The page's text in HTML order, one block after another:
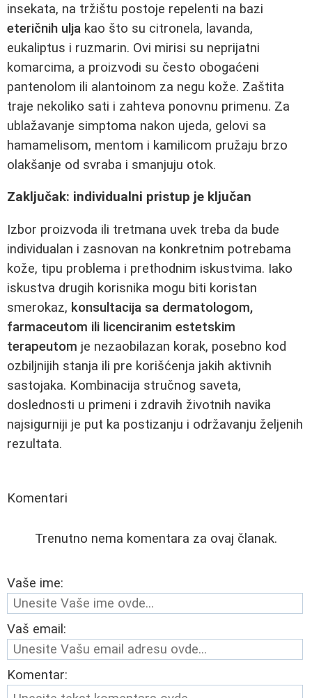
insekata, na tržištu postoje repelenti na bazi
eteričnih ulja kao što su citronela, lavanda,
eukaliptus i ruzmarin. Ovi mirisi su neprijatni
komarcima, a proizvodi su često obogaćeni
pantenolom ili alantoinom za negu kože. Zaštita
traje nekoliko sati i zahteva ponovnu primenu. Za
ublažavanje simptoma nakon ujeda, gelovi sa
hamamelisom, mentom i kamilicom pružaju brzo
olakšanje od svraba i smanjuju otok.
Zaključak: individualni pristup je ključan
Izbor proizvoda ili tretmana uvek treba da bude
individualan i zasnovan na konkretnim potrebama
kože, tipu problema i prethodnim iskustvima. Iako
iskustva drugih korisnika mogu biti koristan
smerokaz, konsultacija sa dermatologom,
farmaceutom ili licenciranim estetskim
terapeutom je nezaobilazan korak, posebno kod
ozbiljnijih stanja ili pre korišćenja jakih aktivnih
sastojaka. Kombinacija stručnog saveta,
doslednosti u primeni i zdravih životnih navika
najsigurniji je put ka postizanju i održavanju željenih
rezultata.
Komentari
Trenutno nema komentara za ovaj članak.
Vaše ime:
Vaš email:
Komentar: